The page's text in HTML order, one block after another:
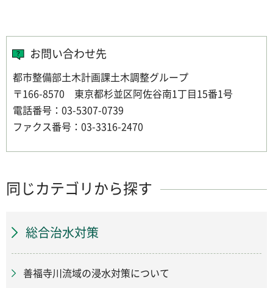
お問い合わせ先
都市整備部土木計画課土木調整グループ
〒166-8570 東京都杉並区阿佐谷南1丁目15番1号
電話番号：03-5307-0739
ファクス番号：03-3316-2470
同じカテゴリから探す
総合治水対策
善福寺川流域の浸水対策について